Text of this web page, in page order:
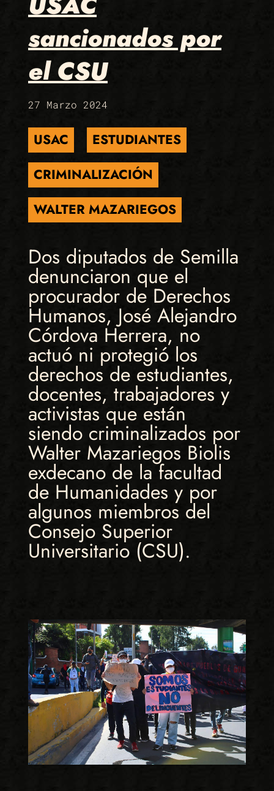
sancionados por
el CSU
27 Marzo 2024
USAC
ESTUDIANTES
CRIMINALIZACIÓN
WALTER MAZARIEGOS
Dos diputados de Semilla
denunciaron que el
procurador de Derechos
Humanos, José Alejandro
Córdova Herrera, no
actuó ni protegió los
derechos de estudiantes,
docentes, trabajadores y
activistas que están
siendo criminalizados por
Walter Mazariegos Biolis
exdecano de la facultad
de Humanidades y por
algunos miembros del
Consejo Superior
Universitario (CSU).